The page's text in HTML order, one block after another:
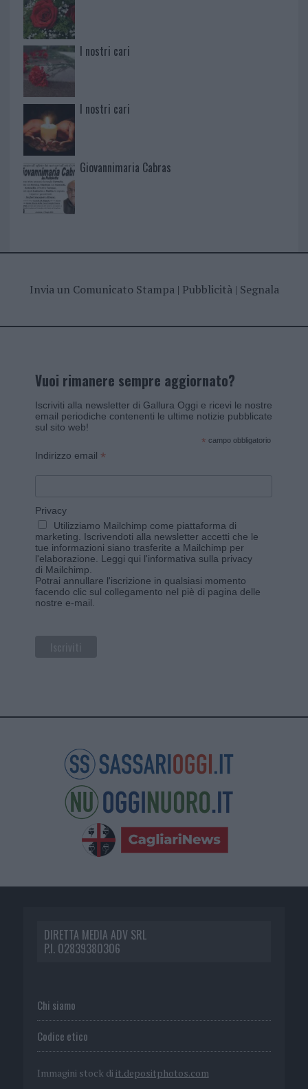
I nostri cari
I nostri cari
Giovannimaria Cabras
Invia un Comunicato Stampa| Pubblicità| Segnala
Vuoi rimanere sempre aggiornato?
Iscriviti alla newsletter di Gallura Oggi e ricevi le nostre
email periodiche contenenti le ultime notizie pubblicate
sul sito web!
* campo obbligatorio
Indirizzo email *
Privacy
Utilizziamo Mailchimp come piattaforma di
marketing. Iscrivendoti alla newsletter accetti che le
tue informazioni siano trasferite a Mailchimp per
l'elaborazione. Leggi qui l'informativa sulla privacy
di Mailchimp
Potrai annullare l'iscrizione in qualsiasi momento
facendo clic sul collegamento nel piè di pagina delle
nostre e-mail.
DIRETTA MEDIA ADV SRL
P.I. 02839380306
Chi siamo
Codice etico
Immagini stock di it.depositphotos.com